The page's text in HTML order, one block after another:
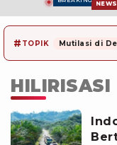
NEWS
# TOPIK Mutilasi di
HILIRISASI